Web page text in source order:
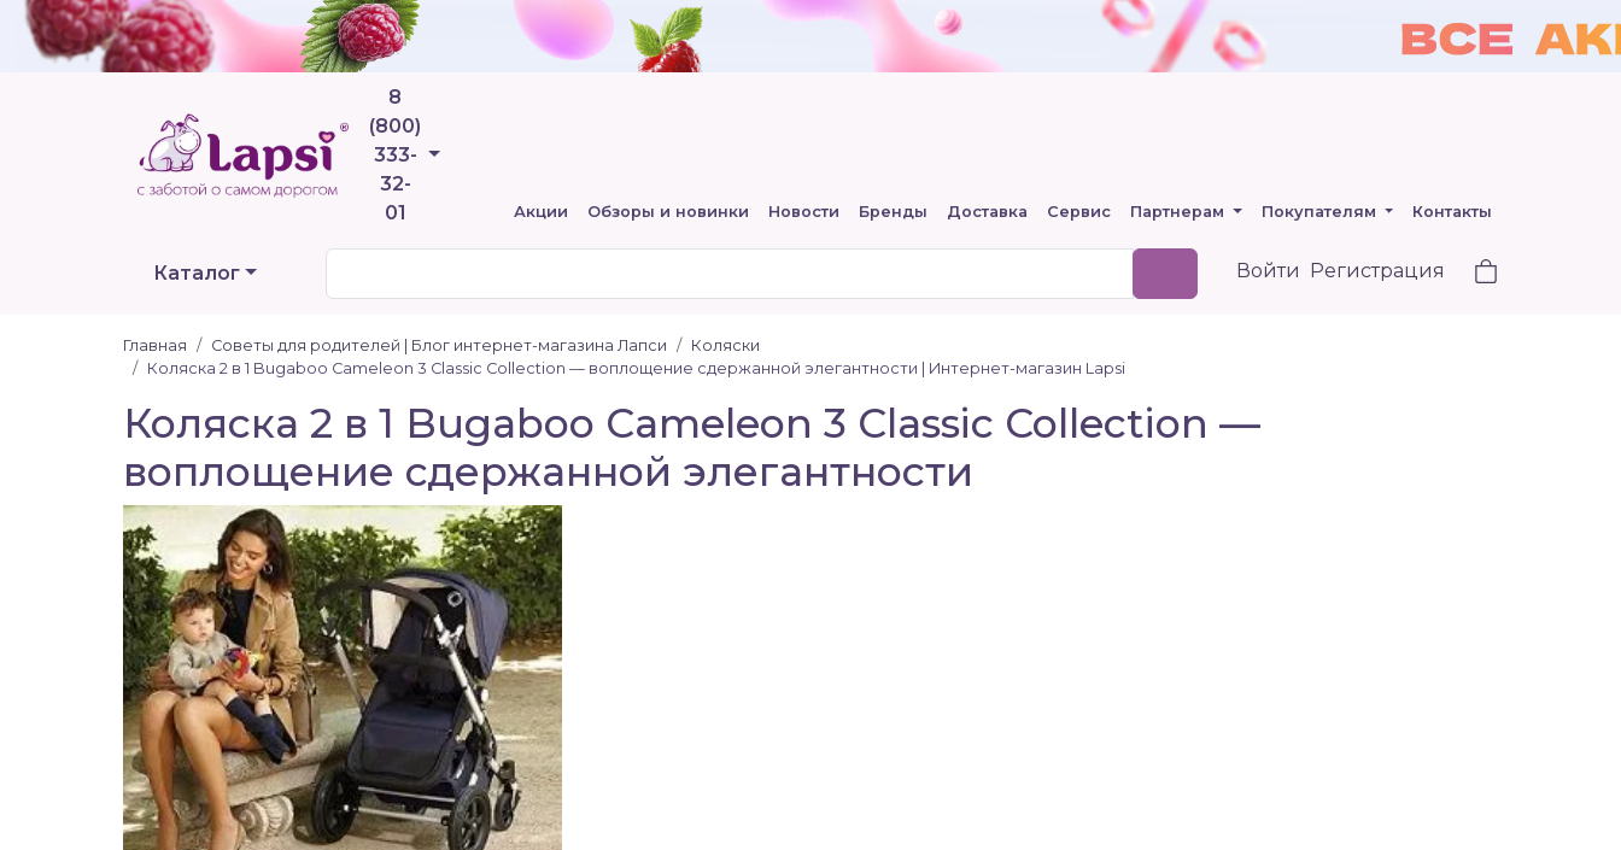
8
(800)
333-
32-
01
Телефоны
Акции Обзоры и новинки Новости Бренды Доставка Сервис Партнерам Покупателям Контакты
Каталог Войти Регистрация
Главная Советы для родителей | Блог интернет-магазина Лапси
Коляски
Коляска 2 в 1 Bugaboo Cameleon 3 Classic Collection — воплощение сдержанной элегантности | Интернет-магазин Lapsi
Коляска 2 в 1 Bugaboo Cameleon 3 Classic Collection —
воплощение сдержанной элегантности